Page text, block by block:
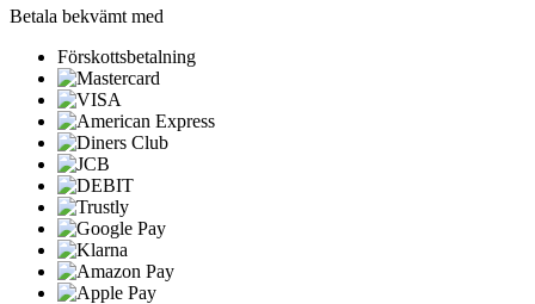
Betala bekvämt med
Förskottsbetalning